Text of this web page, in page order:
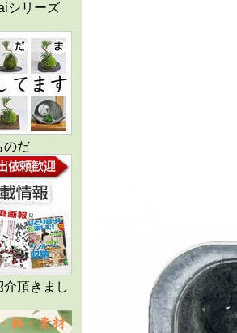
シリーズ
のだ
頂きまし